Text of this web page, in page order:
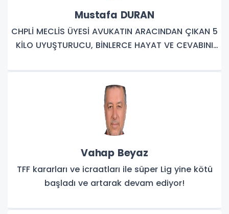
Mustafa DURAN
CHPLİ MECLİS ÜYESİ AVUKATIN ARACINDAN ÇIKAN 5
KİLO UYUŞTURUCU, BİNLERCE HAYAT VE CEVABINI
Vahap Beyaz
TFF kararları ve icraatları ile süper Lig yine kötü
başladı ve artarak devam ediyor!